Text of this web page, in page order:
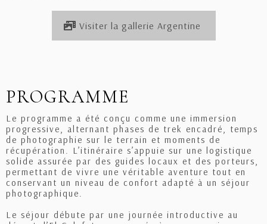
Visiter la gallerie Argentine
PROGRAMME
Le programme a été conçu comme une immersion
progressive, alternant phases de trek encadré, temps
de photographie sur le terrain et moments de
récupération. L’itinéraire s’appuie sur une logistique
solide assurée par des guides locaux et des porteurs,
permettant de vivre une véritable aventure tout en
conservant un niveau de confort adapté à un séjour
photographique.
Le séjour débute par une journée introductive au